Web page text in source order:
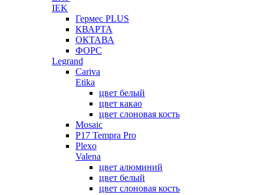
IEK
Гермес PLUS
КВАРТА
ОКТАВА
ФОРС
Legrand
Cariva
Etika
цвет белый
цвет какао
цвет слоновая кость
Mosaic
P17 Tempra Pro
Plexo
Valena
цвет алюминий
цвет белый
цвет слоновая кость